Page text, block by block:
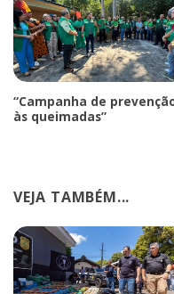
“Campanha de
às queimadas”
VEJA TAMBÉM...